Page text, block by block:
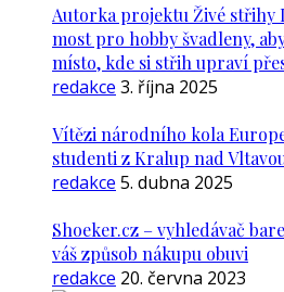
Autorka projektu Živé střihy
most pro hobby švadleny,
místo, kde si střih upraví
redakce 3. října 2025
Vítězi národního kola
studenti z Kralup nad
redakce 5. dubna 2025
Shoeker.cz – vyhledávač
váš způsob nákupu obuvi
redakce 20. června 2023